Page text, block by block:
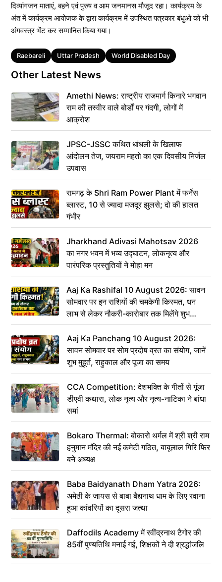
दिव्यांगजन माताएं, बहने एवं पुरुष व आम जनमानस मौजूद रहा। कार्यक्रम के
अंत में कार्यक्रम आयोजक के द्वारा कार्यक्रम में उपस्थित पत्रकार बंधुओ को भी
अंगवस्त्र भेंट कर सम्मानित किया गया।
Tags
Raebareli Uttar Pradesh World Disabled Day
Other Latest News
Amethi News: राष्ट्रीय राजमार्ग किनारे भगवान
राम की तस्वीर वाले बोर्डों पर गंदगी, लोगों में
आक्रोश
JPSC-JSSC कथित धांधली के खिलाफ
आंदोलन तेज, जयराम महतो का एक दिवसीय निर्जल
उपवास
रामगढ़ के Shri Ram Power Plant में फर्नेस
ब्लास्ट, 10 से ज्यादा मजदूर झुलसे; दो की हालत
गंभीर
Jharkhand Adivasi Mahotsav 2026
का नगर भवन में भव्य उद्घाटन, लोकनृत्य और
पारंपरिक प्रस्तुतियों ने मोहा मन
Aaj Ka Rashifal 10 August 2026: सावन
सोमवार पर इन राशियों की चमकेगी किस्मत, धन
लाभ से लेकर नौकरी-कारोबार तक मिलेंगे शुभ
संकेत
Aaj Ka Panchang 10 August 2026:
सावन सोमवार पर सोम प्रदोष व्रत का संयोग, जानें
शुभ मुहूर्त, राहुकाल और पूजा का समय
CCA Competition: देशभक्ति के गीतों से गूंजा
डीएवी कथारा, लोक नृत्य और नृत्य-नाटिका ने बांधा
समां
Bokaro Thermal: बोकारो थर्मल में श्री श्री राम
हनुमान मंदिर की नई कमेटी गठित, बाबूलाल गिरि फिर
बने अध्यक्ष
Baba Baidyanath Dham Yatra 2026:
अमेठी के जायस से बाबा बैद्यनाथ धाम के लिए रवाना
हुआ कांवरियों का दूसरा जत्था
Daffodils Academy में रवींद्रनाथ टैगोर की
85वीं पुण्यतिथि मनाई गई, शिक्षकों ने दी श्रद्धांजलि